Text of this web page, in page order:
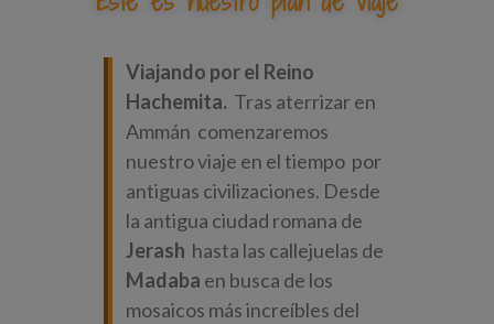
Viajando por el Reino
Hachemita. Tras aterrizar en
Ammán comenzaremos
nuestro viaje en el tiempo por
antiguas civilizaciones. Desde
la antigua ciudad romana de
Jerash hasta las callejuelas de
Madaba en busca de los
mosaicos más increíbles del